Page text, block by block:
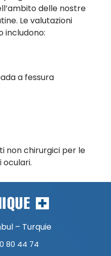
delle nostre
Le valutazioni
includono:
a fessura
non chirurgici per le
oculari.
– Turquie
80 44 74